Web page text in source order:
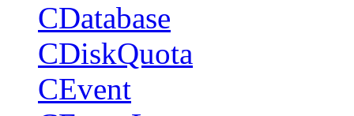
CDatabase
CDiskQuota
CEvent